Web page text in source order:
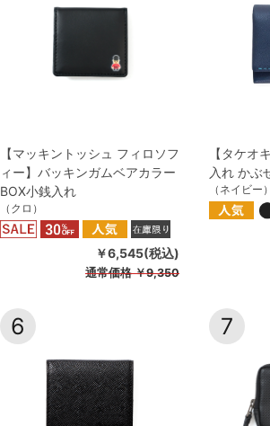
【マッキントッシュ フィロソフ
ィー】バッキンガムベアカラー
BOX小銭入れ
（クロ）
￥6,545(税込)
通常価格￥9,350
【タケオ
入れ かぶ
（ネイビー
6 7